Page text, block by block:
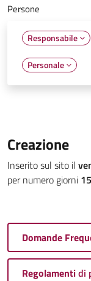
Persone
Responsabile
Personale
Creazione
Inserito sul sito il
per numero giorni
Domande
Regolamentidi